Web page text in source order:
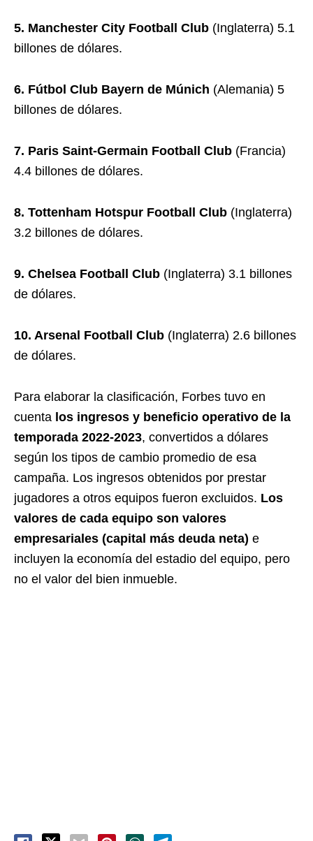
5. Manchester City Football Club (Inglaterra) 5.1
billones de dólares.
6. Fútbol Club Bayern de Múnich (Alemania) 5
billones de dólares.
7. Paris Saint-Germain Football Club (Francia)
4.4 billones de dólares.
8. Tottenham Hotspur Football Club (Inglaterra)
3.2 billones de dólares.
9. Chelsea Football Club (Inglaterra) 3.1 billones
de dólares.
10. Arsenal Football Club (Inglaterra) 2.6 billones
de dólares.
Para elaborar la clasificación, Forbes tuvo en
cuenta los ingresos y beneficio operativo de la
temporada 2022-2023, convertidos a dólares
según los tipos de cambio promedio de esa
campaña. Los ingresos obtenidos por prestar
jugadores a otros equipos fueron excluidos. Los
valores de cada equipo son valores
empresariales (capital más deuda neta) e
incluyen la economía del estadio del equipo, pero
no el valor del bien inmueble.